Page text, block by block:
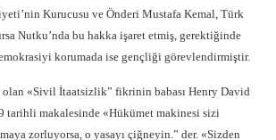
Kurucusu ve Önderi Mustafa Kemal, Türk
Nutku’nda bu hakka işaret etmiş, gerektiğinde
korumada ise gençliği görevlendirmiştir.
olan «Sivil İtaatsizlik” fikrinin babası Henry David
tarihli makalesinde «Hükümet makinesi sizi
zorluyorsa, o yasayı çiğneyin.” der. «Sizden